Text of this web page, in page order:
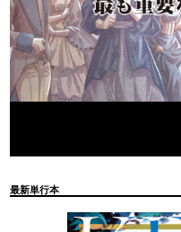
最新単行本